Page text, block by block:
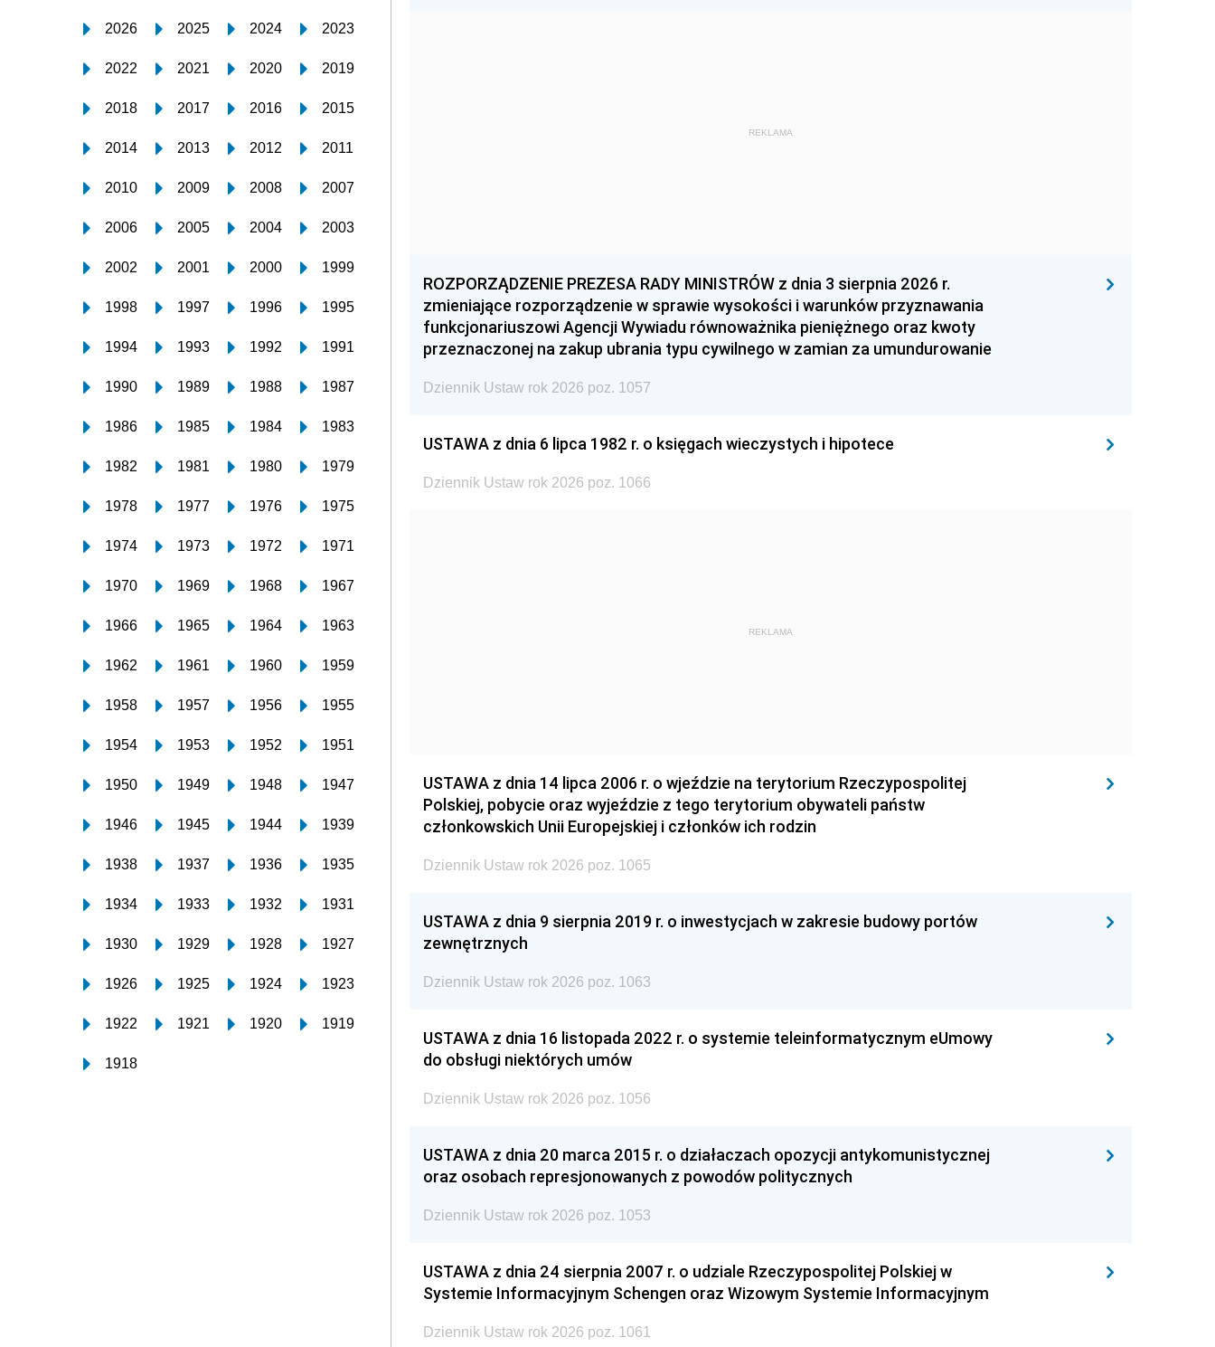
2026 2025 2024 2023
2022 2021 2020 2019
2018 2017 2016 2015
2014 2013 2012 2011
2010 2009 2008 2007
2006 2005 2004 2003
2002 2001 2000 1999
1998 1997 1996 1995
1994 1993 1992 1991
1990 1989 1988 1987
1986 1985 1984 1983
1982 1981 1980 1979
1978 1977 1976 1975
1974 1973 1972 1971
1970 1969 1968 1967
1966 1965 1964 1963
1962 1961 1960 1959
1958 1957 1956 1955
1954 1953 1952 1951
1950 1949 1948 1947
1946 1945 1944 1939
1938 1937 1936 1935
1934 1933 1932 1931
1930 1929 1928 1927
1926 1925 1924 1923
1922 1921 1920 1919
1918
REKLAMA
ROZPORZĄDZENIE PREZESA RADY MINISTRÓW z dnia 3 sierpnia 2026 r.
zmieniające rozporządzenie w sprawie wysokości i warunków przyznawania
funkcjonariuszowi Agencji Wywiadu równoważnika pieniężnego oraz kwoty
przeznaczonej na zakup ubrania typu cywilnego w zamian za umundurowanie
Dziennik Ustaw rok 2026 poz. 1057
USTAWA z dnia 6 lipca 1982 r. o księgach wieczystych i hipotece
Dziennik Ustaw rok 2026 poz. 1066
REKLAMA
USTAWA z dnia 14 lipca 2006 r. o wjeździe na terytorium Rzeczypospolitej
Polskiej, pobycie oraz wyjeździe z tego terytorium obywateli państw
członkowskich Unii Europejskiej i członków ich rodzin
Dziennik Ustaw rok 2026 poz. 1065
USTAWA z dnia 9 sierpnia 2019 r. o inwestycjach w zakresie budowy portów
zewnętrznych
Dziennik Ustaw rok 2026 poz. 1063
USTAWA z dnia 16 listopada 2022 r. o systemie teleinformatycznym eUmowy
do obsługi niektórych umów
Dziennik Ustaw rok 2026 poz. 1056
USTAWA z dnia 20 marca 2015 r. o działaczach opozycji antykomunistycznej
oraz osobach represjonowanych z powodów politycznych
Dziennik Ustaw rok 2026 poz. 1053
USTAWA z dnia 24 sierpnia 2007 r. o udziale Rzeczypospolitej Polskiej w
Systemie Informacyjnym Schengen oraz Wizowym Systemie Informacyjnym
Dziennik Ustaw rok 2026 poz. 1061